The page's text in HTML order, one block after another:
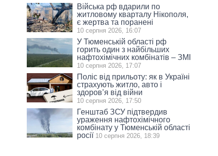
Війська рф вдарили по
житловому кварталу Нікополя,
є жертва та поранені
10 серпня 2026, 16:07
У Тюменській області рф
горить один з найбільших
нафтохімічних комбінатів – ЗМІ
10 серпня 2026, 17:07
Поліс від прильоту: як в Україні
страхують житло, авто і
здоров’я від війни
10 серпня 2026, 17:50
Генштаб ЗСУ підтвердив
ураження нафтохімічного
комбінату у Тюменській області
росії 10 серпня 2026, 18:39